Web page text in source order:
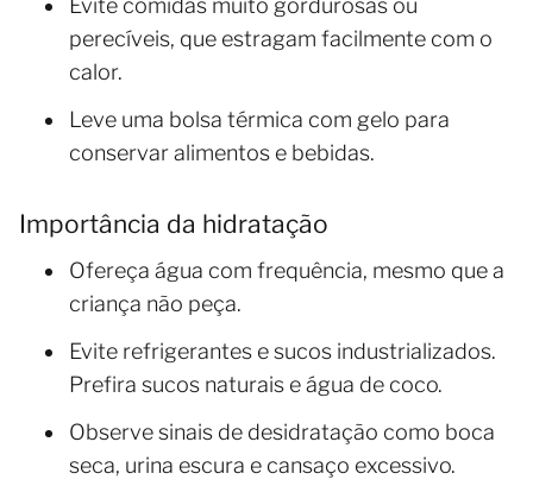
Evite comidas muito gordurosas ou
perecíveis, que estragam facilmente com o
calor.
Leve uma bolsa térmica com gelo para
conservar alimentos e bebidas.
Importância da hidratação
Ofereça água com frequência, mesmo que a
criança não peça.
Evite refrigerantes e sucos industrializados.
Prefira sucos naturais e água de coco.
Observe sinais de desidratação como boca
seca, urina escura e cansaço excessivo.